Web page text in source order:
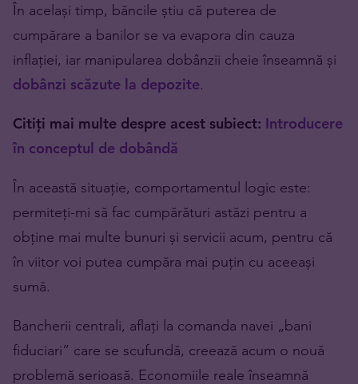
În același timp, băncile știu că puterea de
cumpărare a banilor se va evapora din cauza
inflației, iar manipularea dobânzii cheie înseamnă și
dobânzi scăzute la depozite.
Citiți mai multe despre acest subiect: Introducere
în conceptul de dobândă
În această situație, comportamentul logic este:
permiteți-mi să fac cumpărături astăzi pentru a
obține mai multe bunuri și servicii acum, pentru că
în viitor voi putea cumpăra mai puțin cu aceeași
sumă.
Bancherii centrali, aflați la comanda navei „bani
fiduciari” care se scufundă, creează acum o nouă
problemă serioasă. Economiile reale înseamnă